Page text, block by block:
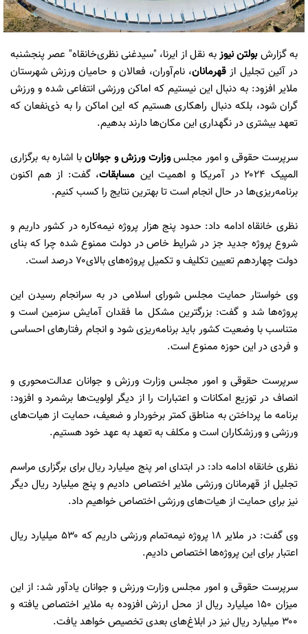
به گزارش بولتن نیوزبه نقل از ایرنا، "سیدغنی نظری‌خانقاه" عصر پنجشنبه
در آئین تجلیل از قهرمانان، نام‌آوران، فعالان و حامیان ورزش شهرستان
ملایر افزود: به دنبال این نیستیم که اماکن ورزشی انتفاعی شده و ورزش
گران شود، بلکه دنبال راهکاری هستیم که این اماکن را به ذی‌نفعان که
تعهد بیشتری در نگهداری این مکان‌ها دارند بدهیم.
سرپرست حقوقی و امور مجلسوزارت ورزش و جوانانبا اشاره به برگزاری
المپیک ۲۰۲۴ در آمریکا و اهمیت این
مسابقات، گفت: از هم اکنون
برنامه‌ریزی‌ها در حال انجام است تا بهترین نتایج را کسب کنیم.
نظری خانقاه ادامه داد: حدود پنج هزار پروژه نیمه‌کاره در کشور داریم و
شروع پروژه جدید جز در شرایط خاص در دولت ممنوع شده چرا که بنای
دولت چهاردهم تعیین تکلیف و تکمیل پروژه‌های بالای۷۰ درصد است.
وی خواستار حمایت مجلس شورای اسلامی در به سرانجام رسیدن این
پروژه‌ها شد و گفت: بزرگترین مشکل ما فقدان آمایش سزمین است و
متناسب با وضعیت کشور باید برنامه‌ریزی شود و انجام رفتارهای احساسی
و فردی در این حوزه ممنوع است.
سرپرست حقوقی و امور مجلس وزارت ورزش و جوانان عدالت‌محوری و
انصاف در توزیع امکانات و اعتبارات را از دیگر اولویت‌ها برشمرد و افزود:
برنامه ما پرداختن به مناطق کمتر برخوردار و ضعیف، حمایت از هیات‌های
ورزشی و ورزشکاران است و مکلف به تعهد به عهد خود هستیم.
نظری خانقاه ادامه داد: در ابتدای امر پنج میلیارد ریال برای برگزاری مراسم
تجلیل از قهرمانان ورزشی ملایر اختصاص دادیم و پنج میلیارد ریال دیگر
نیز برای حمایت از هیات‌های ورزشی اختصاص خواهیم داد.
وی گفت: در ملایر ۱۸ پروژه نیمه‌تمام ورزشی داریم که ۵۳۰ میلیارد ریال
اعتبار برای این پروژه‌ها اختصاص دادیم.
سرپرست حقوقی و امور مجلس وزارت ورزش و جوانان یادآور شد: از این
میزان ۱۵۰ میلیارد ریال از محل ارزش افزوده به ملایر اختصاص یافته و
۳۰۰ میلیارد ریال نیز در ابلاغ‌های بعدی تخصیص خواهد یافت.